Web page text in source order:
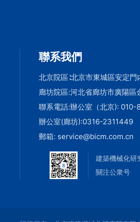
聯系我們
北京院區∶北京市東城區安定
廊坊院區:河北省廊坊市廣陽
聯系電話:辦公室（北京): 010-
辦公室(廊坊):0316-2311449
郵箱: service@bicm.com.cn
建築機械化研
關注公衆号